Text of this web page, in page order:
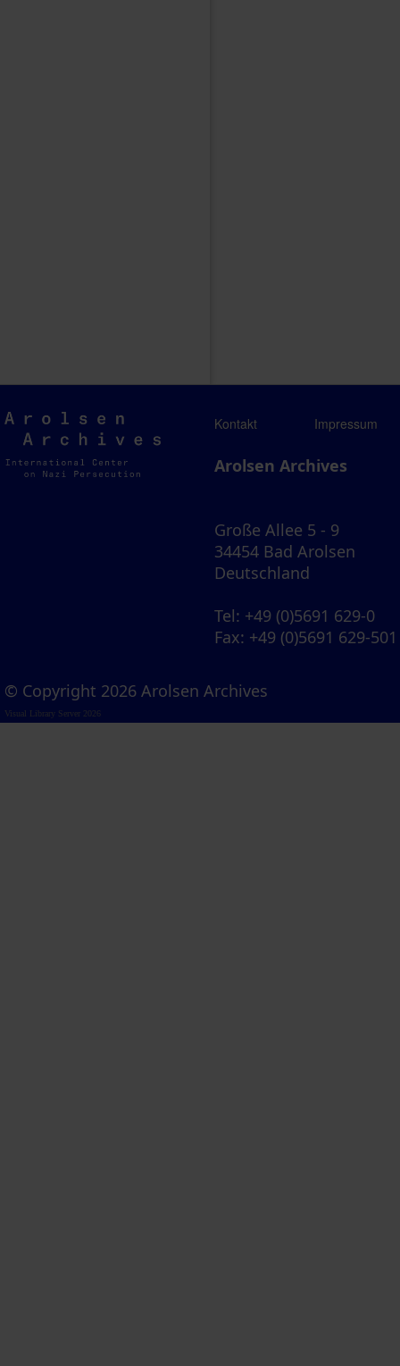
Arolsen
Archives
Kontakt Impressum
Arolsen Archives
Große Allee 5 - 9
34454 Bad Arolsen
Deutschland
Tel: +49 (0)5691 629-0
Fax: +49 (0)5691 629-501
© Copyright 2026 Arolsen Archives
Visual Library Server 2026